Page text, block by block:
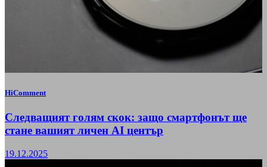
HiComment
Следващият голям скок: защо смартфонът ще
стане вашият личен AI център
19.12.2025